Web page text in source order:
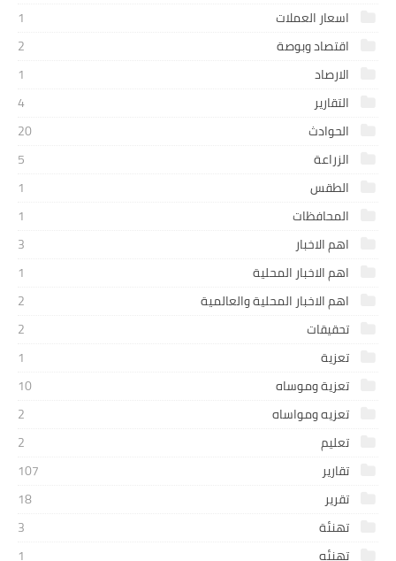
اسعار العملات
1
اقتصاد وبوصة
2
الارصاد
1
التقارير
4
الحوادث
20
الزراعة
5
الطقس
1
المحافظات
1
اهم الاخبار
3
اهم الاخبار المحلية
1
اهم الاخبار المحلية والعالمية
2
تحقيقات
2
تعزية
1
تعزية وموساه
10
تعزيه ومواساه
2
تعليم
2
تقارير
107
تقرير
18
تهنئة
3
تهنئه
1